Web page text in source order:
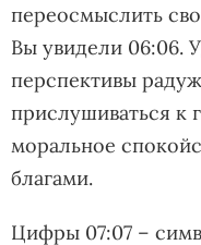
переосмыслить
Вы увидели 06:06.
перспективы
прислушиваться к
моральное
благами.
Цифры 07:07 –